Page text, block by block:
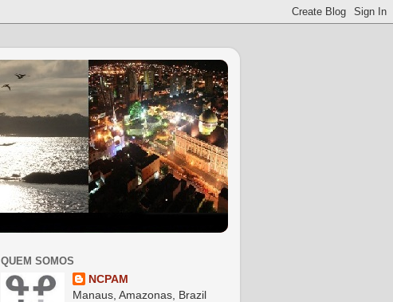
QUEM SOMOS
NCPAM
Manaus, Amazonas, Brazil